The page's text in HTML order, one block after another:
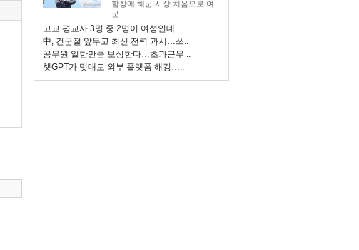
함장에 해군 사상 처음으로 여
군..
고교 평교사 3명 중 2명이 여성인데..
中, 건군절 앞두고 최신 전력 과시…쓰..
공무원 일한만큼 보상한다…초과근무 ..
챗GPT가 멋대로 외부 플랫폼 해킹…..